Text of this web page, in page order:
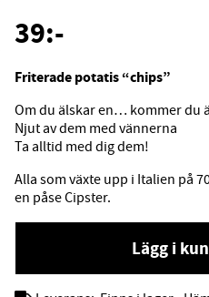
39:-
Friterade potatis “chips”
Om du älskar en… kommer du
Njut av dem med vännerna
Ta alltid med dig dem!
Alla som växte upp i Italien på
en påse Cipster.
Lägg i